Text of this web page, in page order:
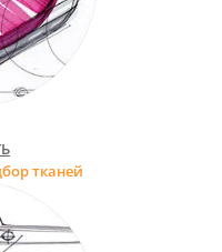
тканей